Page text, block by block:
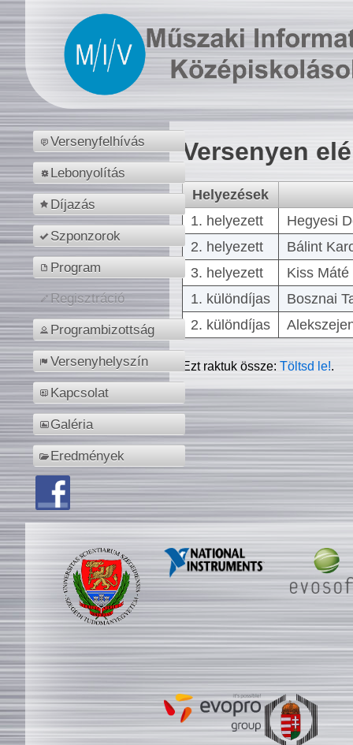
Versenyfelhívás
Lebonyolítás
Díjazás
Szponzorok
Program
Regisztráció
Programbizottság
Versenyhelyszín
Kapcsolat
Galéria
Eredmények
Versenyen
Helyezések
1. helyezett
Hegyesi
2. helyezett
Bálint
3. helyezett
Kiss
1. különdíjas
Bosznai
2. különdíjas
Ezt raktuk össze:Töltsd le!.